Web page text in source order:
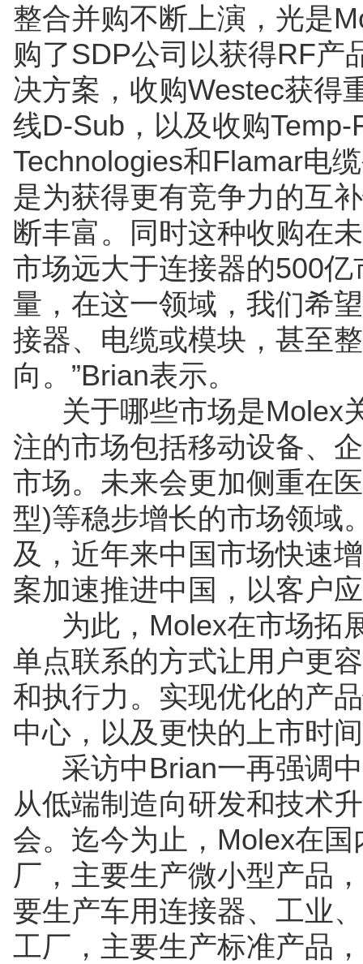
整合并购不断上演，光是
购了SDP公司以获得RF产
决方案，收购Westec获得
线D-Sub，以及收购
Technologies和Flamar电
是为获得更有竞争力的互
断丰富。同时这种收购在
市场远大于连接器的500
量，在这一领域，我们希
接器、电缆或模块，甚至
向。”Brian表示。
关于哪些市场是Molex
注的市场包括移动设备、
市场。未来会更加侧重在
型)等稳步增长的市场领域
及，近年来中国市场快速
案加速推进中国，以客户
为此，Molex在市场拓
单点联系的方式让用户更
和执行力。实现优化的产
中心，以及更快的上市时
采访中Brian一再强调中
从低端制造向研发和技术
会。迄今为止，Molex在
厂，主要生产微小型产品
要生产车用连接器、工业
工厂，主要生产标准产品